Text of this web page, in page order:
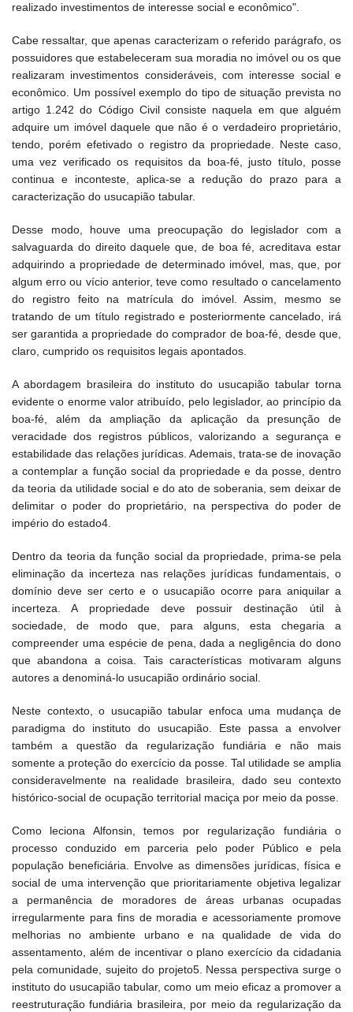
realizado investimentos de interesse social e econômico".
Cabe ressaltar, que apenas caracterizam o referido parágrafo, os
possuidores que estabeleceram sua moradia no imóvel ou os que
realizaram investimentos consideráveis, com interesse social e
econômico. Um possível exemplo do tipo de situação prevista no
artigo 1.242 do Código Civil consiste naquela em que alguém
adquire um imóvel daquele que não é o verdadeiro proprietário,
tendo, porém efetivado o registro da propriedade. Neste caso,
uma vez verificado os requisitos da boa-fé, justo título, posse
continua e inconteste, aplica-se a redução do prazo para a
caracterização do usucapião tabular.
Desse modo, houve uma preocupação do legislador com a
salvaguarda do direito daquele que, de boa fé, acreditava estar
adquirindo a propriedade de determinado imóvel, mas, que, por
algum erro ou vício anterior, teve como resultado o cancelamento
do registro feito na matrícula do imóvel. Assim, mesmo se
tratando de um título registrado e posteriormente cancelado, irá
ser garantida a propriedade do comprador de boa-fé, desde que,
claro, cumprido os requisitos legais apontados.
A abordagem brasileira do instituto do usucapião tabular torna
evidente o enorme valor atribuído, pelo legislador, ao princípio da
boa-fé, além da ampliação da aplicação da presunção de
veracidade dos registros públicos, valorizando a segurança e
estabilidade das relações jurídicas. Ademais, trata-se de inovação
a contemplar a função social da propriedade e da posse, dentro
da teoria da utilidade social e do ato de soberania, sem deixar de
delimitar o poder do proprietário, na perspectiva do poder de
império do estado4.
Dentro da teoria da função social da propriedade, prima-se pela
eliminação da incerteza nas relações jurídicas fundamentais, o
domínio deve ser certo e o usucapião ocorre para aniquilar a
incerteza. A propriedade deve possuir destinação útil à
sociedade, de modo que, para alguns, esta chegaria a
compreender uma espécie de pena, dada a negligência do dono
que abandona a coisa. Tais características motivaram alguns
autores a denominá-lo usucapião ordinário social.
Neste contexto, o usucapião tabular enfoca uma mudança de
paradigma do instituto do usucapião. Este passa a envolver
também a questão da regularização fundiária e não mais
somente a proteção do exercício da posse. Tal utilidade se amplia
consideravelmente na realidade brasileira, dado seu contexto
histórico-social de ocupação territorial maciça por meio da posse.
Como leciona Alfonsin, temos por regularização fundiária o
processo conduzido em parceria pelo poder Público e pela
população beneficiária. Envolve as dimensões jurídicas, física e
social de uma intervenção que prioritariamente objetiva legalizar
a permanência de moradores de áreas urbanas ocupadas
irregularmente para fins de moradia e acessoriamente promove
melhorias no ambiente urbano e na qualidade de vida do
assentamento, além de incentivar o plano exercício da cidadania
pela comunidade, sujeito do projeto5. Nessa perspectiva surge o
instituto do usucapião tabular, como um meio eficaz a promover a
reestruturação fundiária brasileira, por meio da regularização da